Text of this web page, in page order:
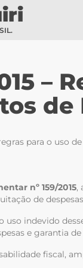
–
de
regras para o
nº 159/2015,
de
uso indevido
e garantia
fiscal,